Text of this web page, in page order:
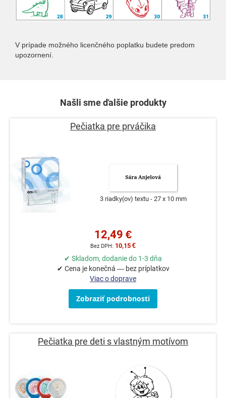
V prípade možného licenčného poplatku budete predom
upozornení.
Našli sme ďalšie produkty
Pečiatka pre prváčika
3 riadky(ov) textu 27 x 10 mm
12,49 €
10,15 €
✔ Skladom, dodanie do 1-3 dňa
✔ Cena je konečná — bez príplatkov
Viac o doprave
Zobraziť podrobnosti
Pečiatka pre deti s vlastným motívom